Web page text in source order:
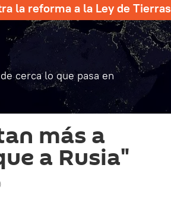
la reforma a la Ley de Tierras
cerca lo que pasa en
más a
a Rusia"